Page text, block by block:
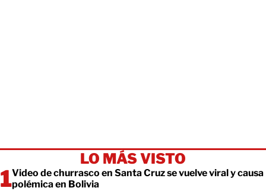
LO MÁS VISTO
Video de churrasco en Santa Cruz se vuelve viral y causa
polémica en Bolivia